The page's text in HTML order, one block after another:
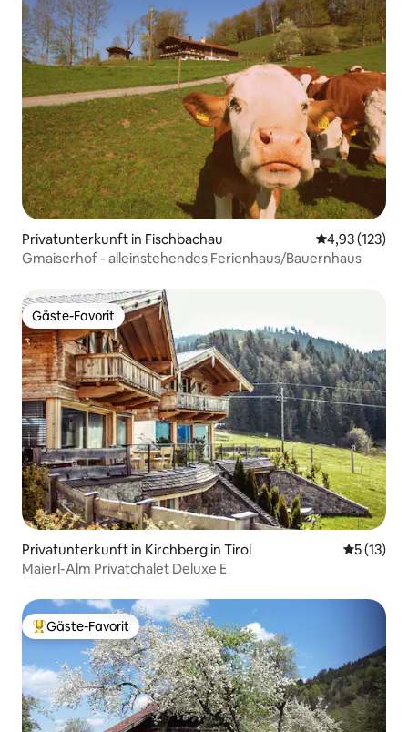
Privatunterkunft in Fischbachau
4,93 (123)
Gmaiserhof - alleinstehendes Ferienhaus/Bauernhaus
Gäste-Favorit
Gäste-Favorit
Privatunterkunft in Kirchberg in Tirol
5 (13)
Maierl-Alm Privatchalet Deluxe E
Beliebter Gäste-Favorit.
Gäste-Favorit